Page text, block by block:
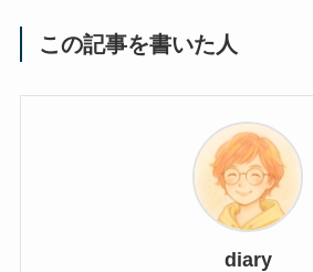
この記事を書いた人
diary